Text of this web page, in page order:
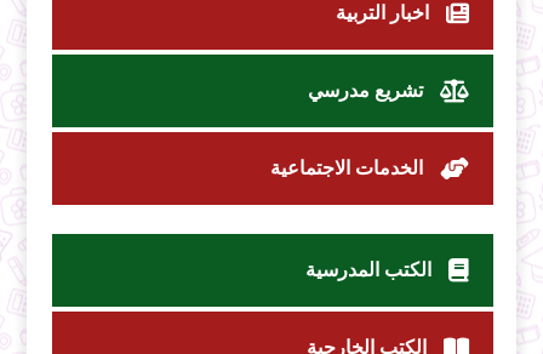
اخبار التربية
تشريع مدرسي
الخدمات الاجتماعية
الكتب المدرسية
الكتب الخارجية